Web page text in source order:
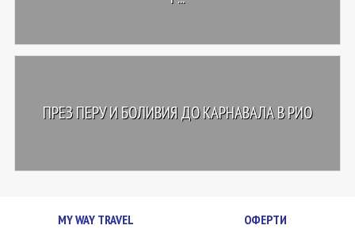
ПРЕЗ ПЕРУ И БОЛИВИЯ ДО КАРНАВАЛА В РИО
MY WAY TRAVEL ОФЕРТИ